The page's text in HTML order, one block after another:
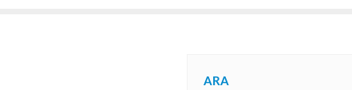
ARA